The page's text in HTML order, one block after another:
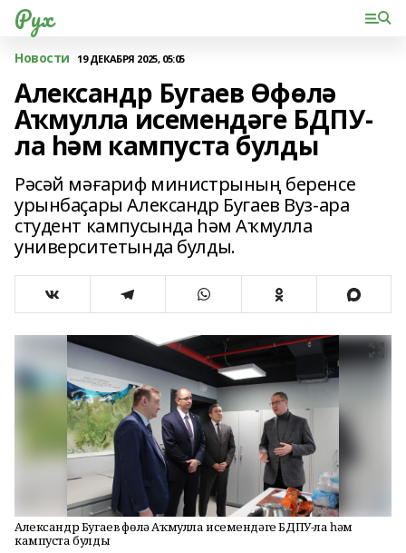
Рух
Новости 19 ДЕКАБРЯ 2025, 05:05
Александр Бугаев Өфөлә
Аҡмулла исемендәге БДПУ-
ла һәм кампуста булды
Рәсәй мәғариф министрының беренсе
урынбаҫары Александр Бугаев Вуз-ара
студент кампусында һәм Аҡмулла
университетында булды.
Александр Бугаев Өфөлә Аҡмулла исемендәге БДПУ-ла һәм
кампуста булды